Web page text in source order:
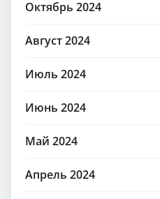
Октябрь 2024
Август 2024
Июль 2024
Июнь 2024
Май 2024
Апрель 2024